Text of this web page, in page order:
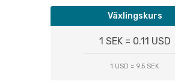
Växlingskurs
1 SEK = 0.11 USD
1 USD = 9.5 SEK